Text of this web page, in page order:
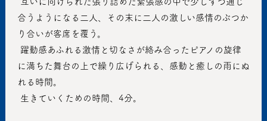
合うようになる二人、その末に二人の激しい感情のぶつか
り合いが客席を覆う。
に満ちた舞台の上で繰り広げられる、感動と癒しの雨にぬ
れる時間。
生きていくための時間、4分。